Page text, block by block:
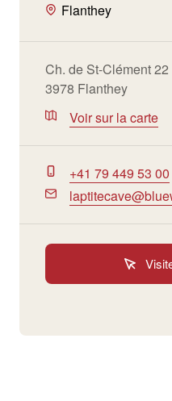
Flanthey
Ch. de St-Clément 22
3978 Flanthey
Voir sur la carte
+41 79 449 53 00